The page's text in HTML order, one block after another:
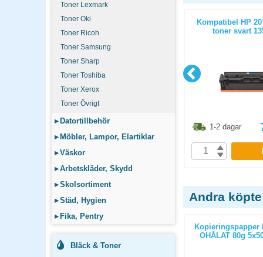
Toner Lexmark
Toner Oki
Toner Ricoh
Toner Samsung
Toner Sharp
Toner Toshiba
Toner Xerox
Toner Övrigt
▸ Datortillbehör
▸ Möbler, Lampor, Elartiklar
▸Väskor
▸Arbetskläder, Skydd
▸Skolsortiment
▸Städ, Hygien
▸ Fika, Pentry
Bläck & Toner
Kompatibel Brother TN2420 toner
svart 3000 sidor
Kompatibel HP
toner svart
1-2 dagar
Andra
2500st/kartong
Kopieringspapper
OHÅLAT 80g